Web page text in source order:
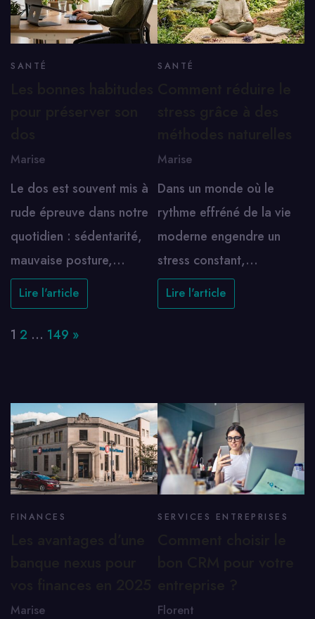
SANTÉ
Marise
Le dos est souvent mis à
rude épreuve dans notre
quotidien : sédentarité,
mauvaise posture,…
Lire l'article
SANTÉ
Marise
Dans un monde où le
rythme effréné de la vie
moderne engendre un
stress constant,…
Lire l'article
Page:
1 2 … 149 Next
»
FINANCES
Marise
SERVICES ENTREPRISES
Florent